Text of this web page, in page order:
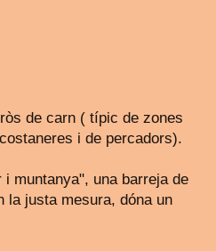
de carn ( típic de zones
i de percadors).
muntanya", una barreja de
la justa mesura, dóna un